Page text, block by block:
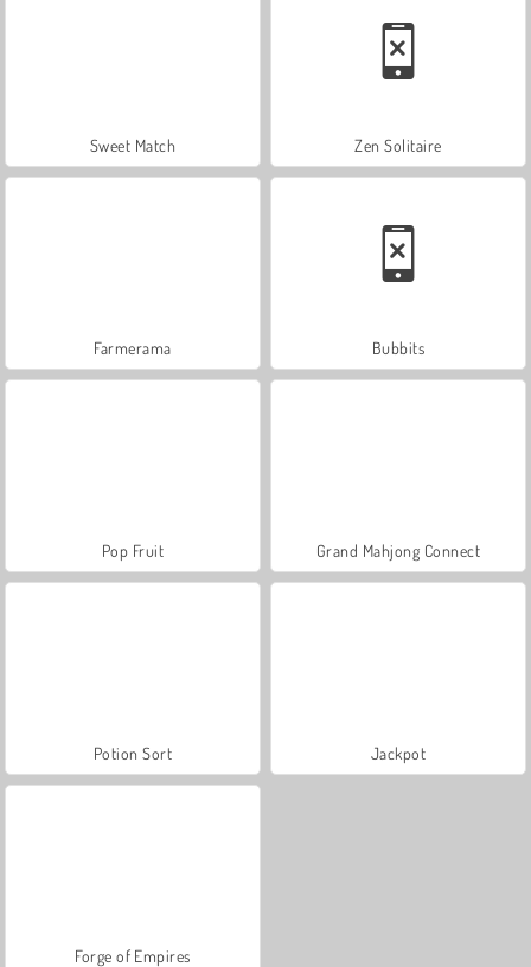
Sweet Match Zen Solitaire
Farmerama Bubbits
Pop Fruit Grand Mahjong Connect
Potion Sort Jackpot
Forge of Empires